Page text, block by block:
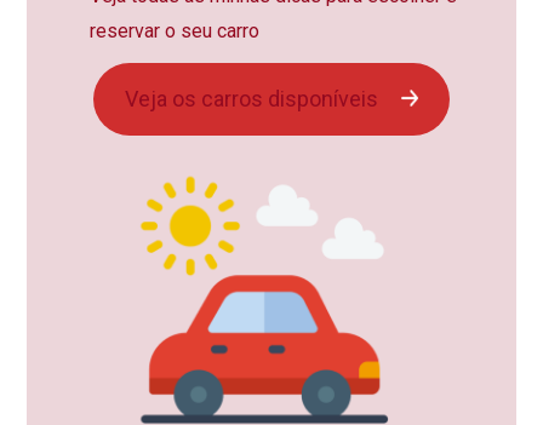
reservar o seu carro
Veja os carros disponíveis